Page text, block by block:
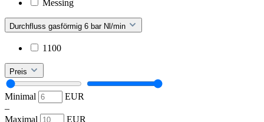
Messing
Durchfluss gasförmig 6 bar Nl/min
1100
Preis
Minimal
EUR
–
Maximal
EUR